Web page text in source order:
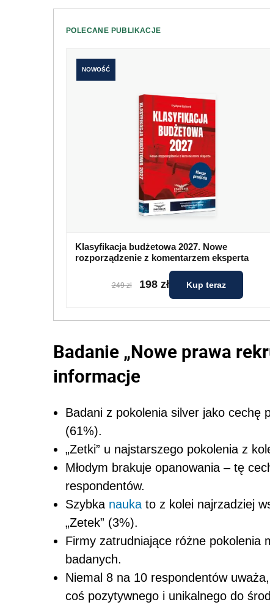
POLECANE PUBLIKACJE
NOWOŚĆ
Klasyfikacja budżetowa 2027. Nowe
rozporządzenie z komentarzem eksperta
249 zł 198 zł Kup teraz
Badanie „Nowe prawa
informacje
Badani z pokolenia silver jako cechę
(61%).
„Zetki” u najstarszego pokolenia z
Młodym brakuje opanowania – tę
respondentów.
Szybka nauka to z kolei najrzadziej
„Zetek” (3%).
Firmy zatrudniające różne pokolenia
badanych.
Niemal 8 na 10 respondentów
coś pozytywnego i unikalnego do